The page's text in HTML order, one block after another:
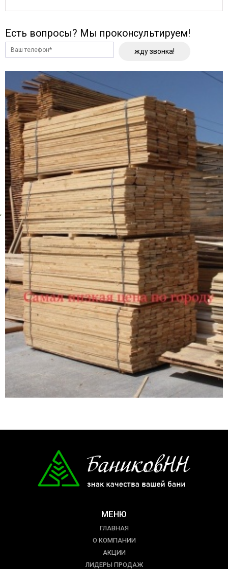
Есть вопросы? Мы проконсультируем!
жду звонка!
МЕНЮ
ГЛАВНАЯ
О КОМПАНИИ
АКЦИИ
ЛИДЕРЫ ПРОДАЖ